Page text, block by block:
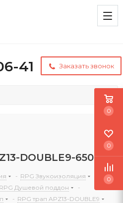
41 Заказать звонок
DOUBLE9-650
- RPG Звукоизоляция
RPG Душевой поддон
-
- RPG трап APZ13-DOUBLE9
0
0
0